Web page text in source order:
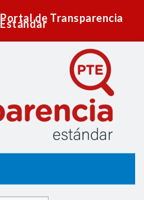
Portal de Transparencia
Estándar